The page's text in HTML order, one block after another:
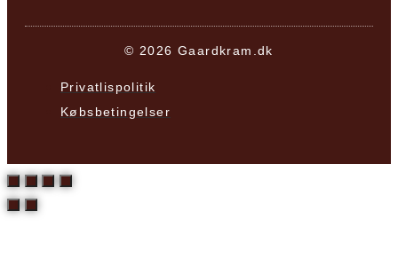
© 2026 Gaardkram.dk
Privatlispolitik
Købsbetingelser